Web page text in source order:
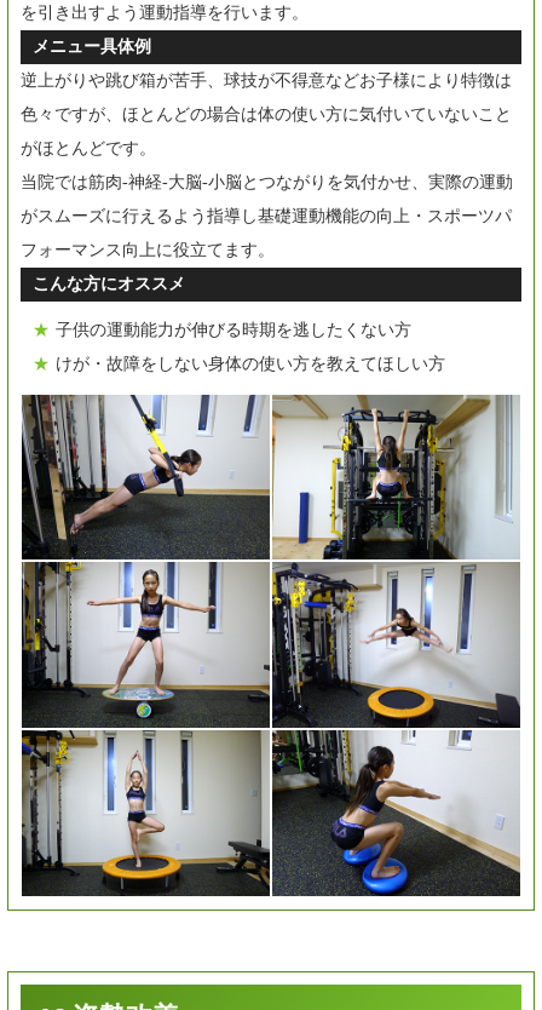
を引き出すよう運動指導を行います。
メニュー具体例
逆上がりや跳び箱が苦手、球技が不得意などお子様により特徴は
色々ですが、ほとんどの場合は体の使い方に気付いていないこと
がほとんどです。
当院では筋肉-神経-大脳-小脳とつながりを気付かせ、実際の運動
がスムーズに行えるよう指導し基礎運動機能の向上・スポーツパ
フォーマンス向上に役立てます。
こんな方にオススメ
子供の運動能力が伸びる時期を逃したくない方
けが・故障をしない身体の使い方を教えてほしい方